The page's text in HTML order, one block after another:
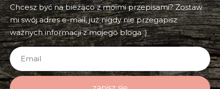
Chcesz być na bieżąco z moimi przepisami? Zostaw
mi swój adres e-mail, już nigdy nie przegapisz
ważnych informacji z mojego bloga :)